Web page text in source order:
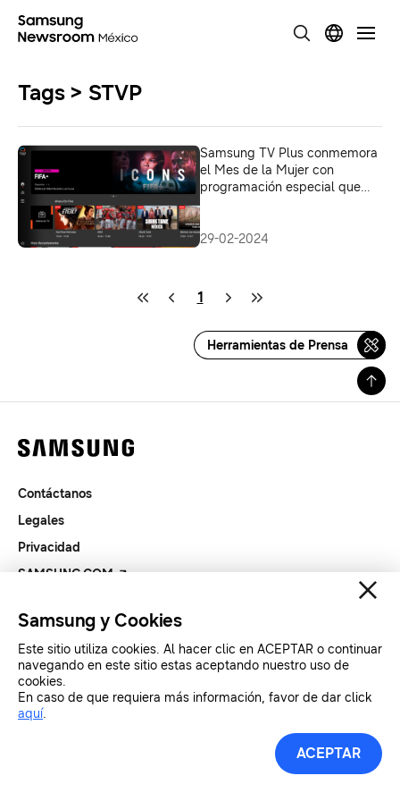
Tags > STVP
Samsung TV Plus conmemora
el Mes de la Mujer con
programación especial que
ámbitos
29-02-2024
1
Herramientas de Prensa
Contáctanos
Legales
Privacidad
SAMSUNG.COM
Copyright© SAMSUNG All Rights Reserved.
Samsung y Cookies
Este sitio utiliza cookies. Al hacer clic en ACEPTAR o continuar
navegando en este sitio estas aceptando nuestro uso de
cookies.
En caso de que requiera más información, favor de dar click
aquí.
ACEPTAR